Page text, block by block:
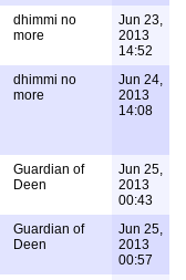
dhimmi no
more
Jun 23,
2013
14:52
dhimmi no
more
Jun 24,
2013
14:08
Guardian of
Deen
Jun 25,
2013
00:43
Guardian of
Deen
Jun 25,
2013
00:57